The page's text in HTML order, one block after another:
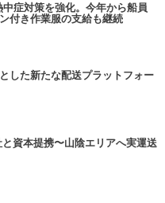
症対策を強化。今年から船員
付き作業服の支給も継続
した新たな配送プラットフォー
資本提携〜山陰エリアへ実運送